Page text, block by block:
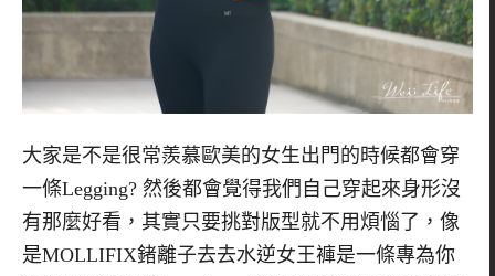
大家是不是很常羨慕歐美的女生出門的時候都會穿
一條Legging? 然後都會覺得我們自己穿起來身形沒
有那麼好看，其實只要挑對版型就不用煩惱了，像
是MOLLIFIX鍺離子去去水逆女王褲是一條專為你